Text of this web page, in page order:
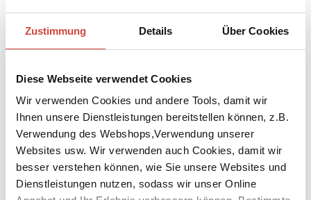
Zustimmung Details Über Cookies
Diese Webseite verwendet Cookies
Wir verwenden Cookies und andere Tools, damit wir
Ihnen unsere Dienstleistungen bereitstellen können, z.B.
Verwendung des Webshops,Verwendung unserer
Websites usw. Wir verwenden auch Cookies, damit wir
besser verstehen können, wie Sie unsere Websites und
Dienstleistungen nutzen, sodass wir unser Online